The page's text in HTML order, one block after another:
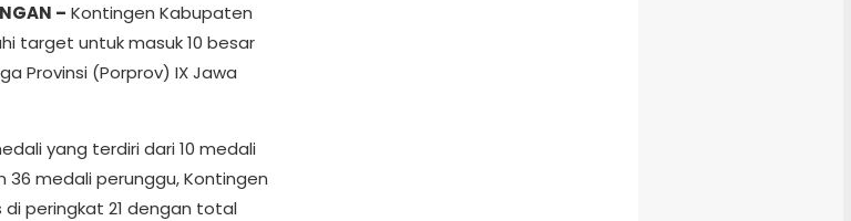
– Kontingen Kabupaten
target untuk masuk 10 besar
Provinsi (Porprov) IX Jawa
yang terdiri dari 10 medali
36 medali perunggu, Kontingen
peringkat 21 dengan total